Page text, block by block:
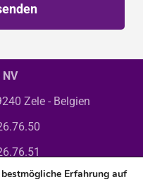
NV
Zele - Belgien
Erfahrung auf